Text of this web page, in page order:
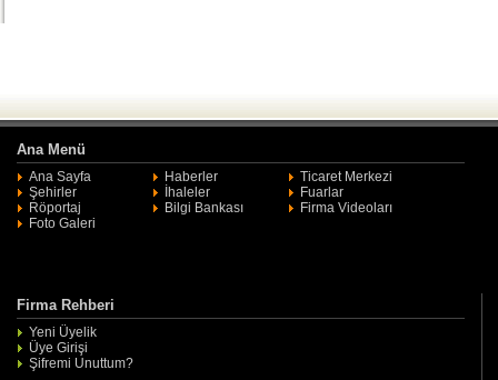
Ana Menü
Ana Sayfa Haberler
Ticaret Merkezi
Şehirler
İhaleler
Fuarlar
Röportaj
Bilgi Bankası
Firma Videoları
Foto Galeri
Firma Rehberi
Yeni Üyelik
Üye Girişi
Şifremi Unuttum?